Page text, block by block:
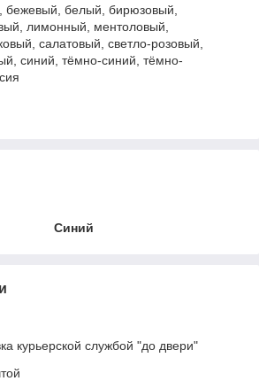
бежевый, белый, бирюзовый,
лимонный, ментоловый,
салатовый, светло-розовый,
синий, тёмно-синий, тёмно-
Синий
курьерской службой "до двери"